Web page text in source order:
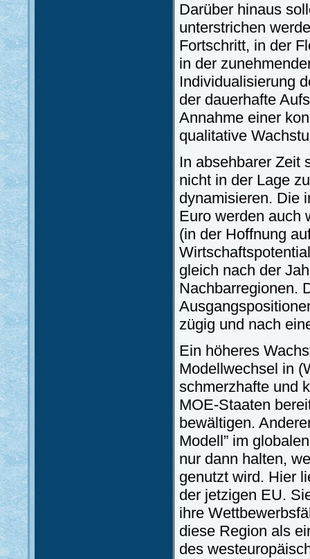
Darüber hinaus
unterstrichen
Fortschritt, in der
in der
Individualisierung
der dauerhafte
Annahme einer
qualitative
In absehbarer Zeit
nicht in der Lage
dynamisieren. Die
Euro werden auch
(in der Hoffnung
gleich nach der
Nachbarregionen.
zügig und nach
Ein höheres
Modellwechsel in
schmerzhafte und
MOE-Staaten
bewältigen.
Modell” im
nur dann halten,
genutzt wird. Hier
der jetzigen EU.
ihre
diese Region als
des